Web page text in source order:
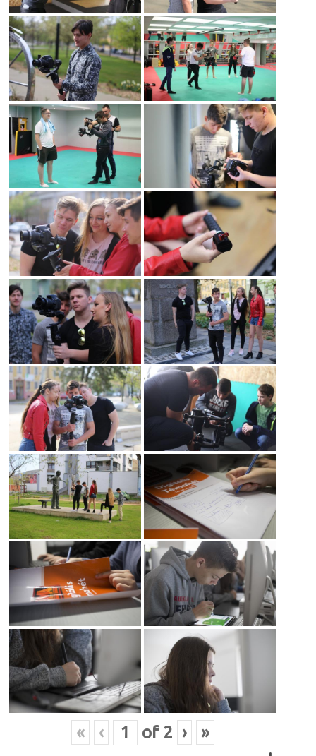
« ‹ of 2 › »